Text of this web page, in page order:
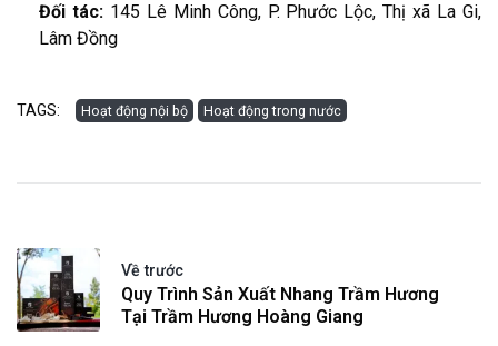
Đối tác: 145 Lê Minh Công, P. Phước Lộc, Thị xã La Gi,
Lâm Đồng
TAGS: Hoạt động nội bộ Hoạt động trong nước
Về trước
Quy Trình Sản Xuất Nhang Trầm Hương
Tại Trầm Hương Hoàng Giang